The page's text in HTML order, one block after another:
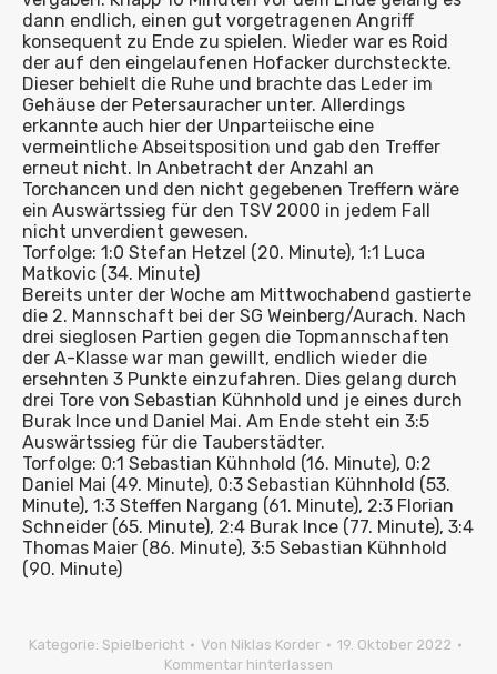
dann endlich, einen gut vorgetragenen Angriff
konsequent zu Ende zu spielen. Wieder war es Roid
der auf den eingelaufenen Hofacker durchsteckte.
Dieser behielt die Ruhe und brachte das Leder im
Gehäuse der Petersauracher unter. Allerdings
erkannte auch hier der Unparteiische eine
vermeintliche Abseitsposition und gab den Treffer
erneut nicht. In Anbetracht der Anzahl an
Torchancen und den nicht gegebenen Treffern wäre
ein Auswärtssieg für den TSV 2000 in jedem Fall
nicht unverdient gewesen.
Torfolge: 1:0 Stefan Hetzel (20. Minute), 1:1 Luca
Matkovic (34. Minute)
Bereits unter der Woche am Mittwochabend gastierte
die 2. Mannschaft bei der SG Weinberg/Aurach. Nach
drei sieglosen Partien gegen die Topmannschaften
der A-Klasse war man gewillt, endlich wieder die
ersehnten 3 Punkte einzufahren. Dies gelang durch
drei Tore von Sebastian Kühnhold und je eines durch
Burak Ince und Daniel Mai. Am Ende steht ein 3:5
Auswärtssieg für die Tauberstädter.
Torfolge: 0:1 Sebastian Kühnhold (16. Minute), 0:2
Daniel Mai (49. Minute), 0:3 Sebastian Kühnhold (53.
Minute), 1:3 Steffen Nargang (61. Minute), 2:3 Florian
Schneider (65. Minute), 2:4 Burak Ince (77. Minute), 3:4
Thomas Maier (86. Minute), 3:5 Sebastian Kühnhold
(90. Minute)
Kategorie: Spielbericht Von Niklas Korder
19. Oktober 2022
Kommentar hinterlassen